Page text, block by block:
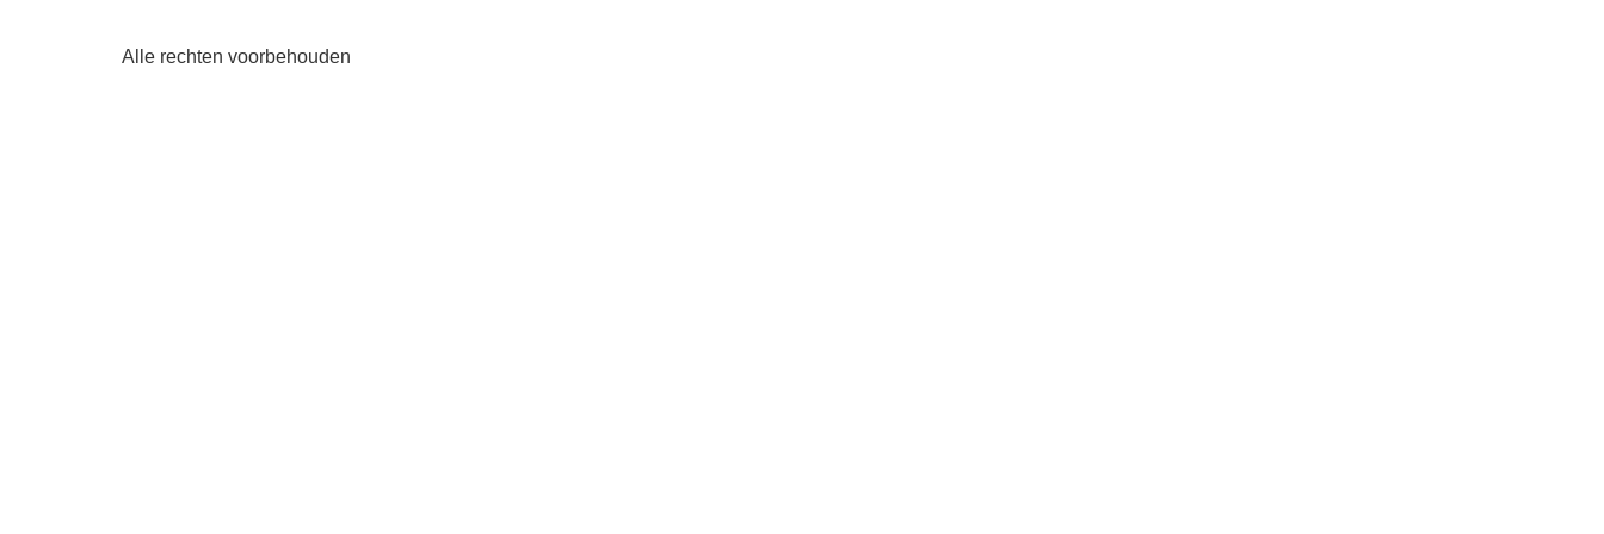
Alle rechten voorbehouden